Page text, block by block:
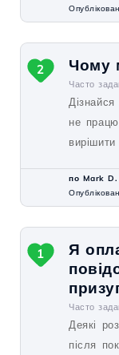
Чому
Часто
не
2
по Mark D.
Я
Часто
Деякі
після
1